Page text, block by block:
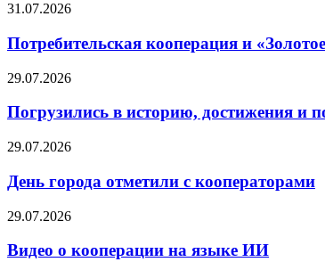
31.07.2026
Потребительская кооперация и
29.07.2026
Погрузились в историю, достижения и
29.07.2026
День города отметили с кооператорами
29.07.2026
Видео о кооперации на языке ИИ